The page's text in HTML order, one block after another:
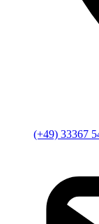
(+49) 33367